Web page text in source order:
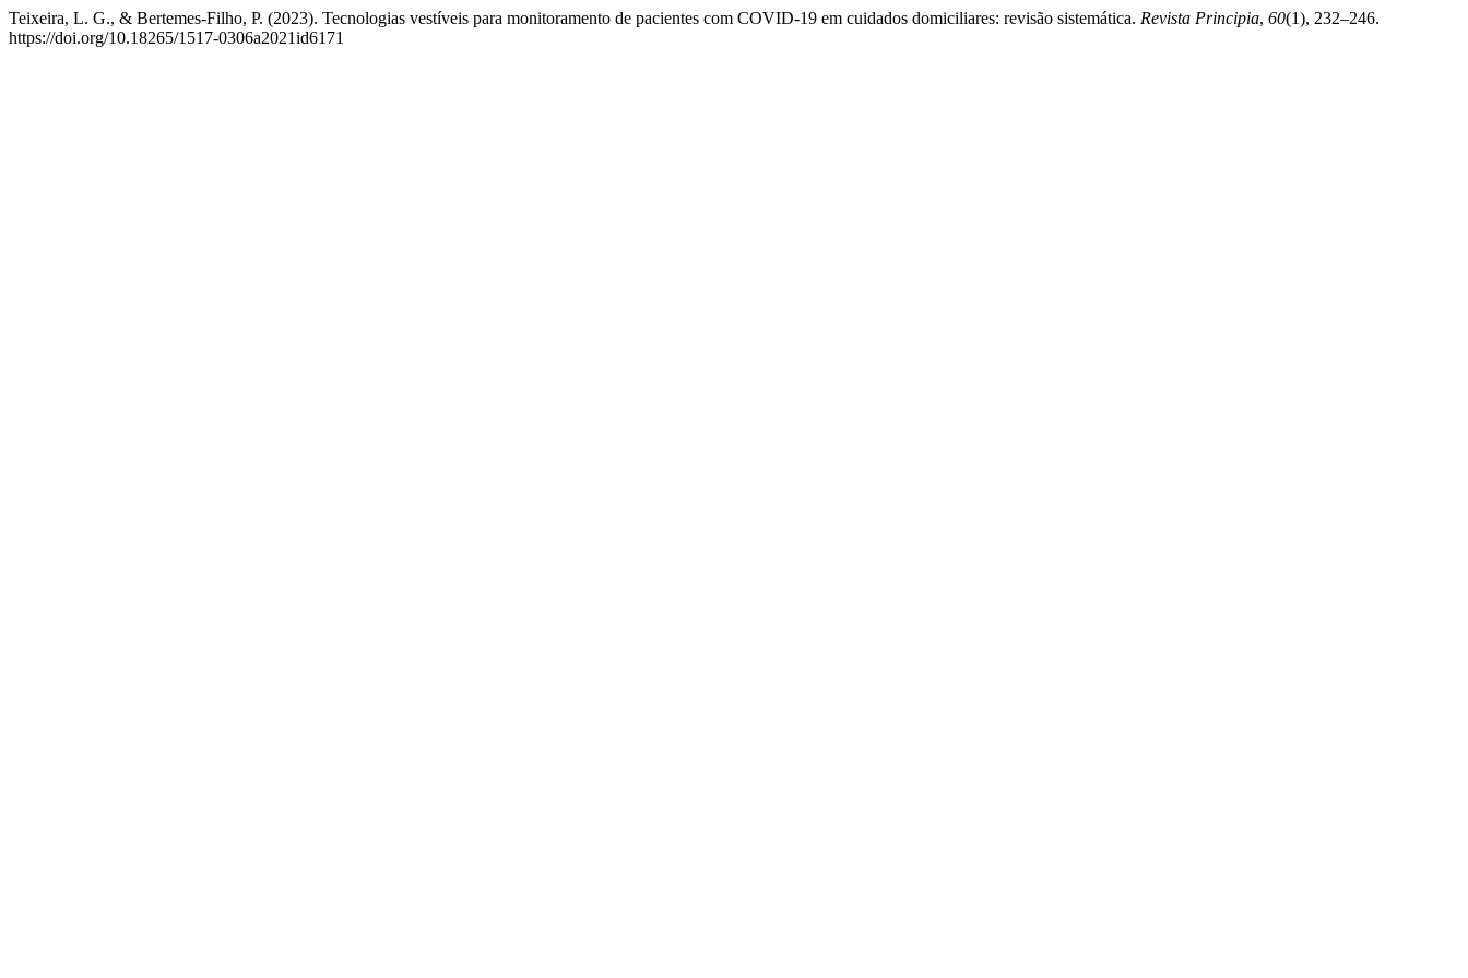
Teixeira, L. G., & Bertemes-Filho, P. (2023). Tecnologias vestíveis para monitoramento de pacientes com COVID-19 em cuidados domiciliares: revisão sistemática. Revista Principia, 60(1), 232–246.
https://doi.org/10.18265/1517-0306a2021id6171